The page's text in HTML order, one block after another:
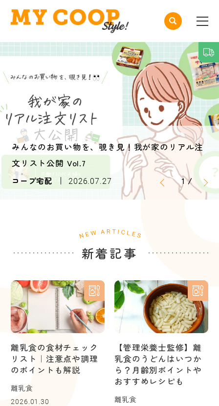
みんなのお買い物を、覗き見！我が家のリアル注
文リスト公開 Vol.7
コープ宅配 2026.07.27 1/
1/
1/
新着記事
離乳食の食材チェック
リスト｜注意点や調理
のポイントも解説
離乳食
2026.01.30
【管理栄養士監修】離
乳食のうどんはいつか
ら？月齢別ポイントや
おすすめレシピも
離乳食